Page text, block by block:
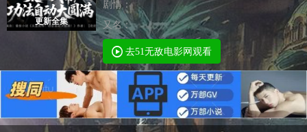
更新全集
剧情：
又名：
去51无敌电影网观看